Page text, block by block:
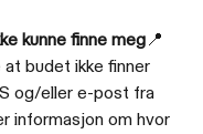
kunne finne meg📍
budet ikke finner
og/eller e-post fra
informasjon om hvor